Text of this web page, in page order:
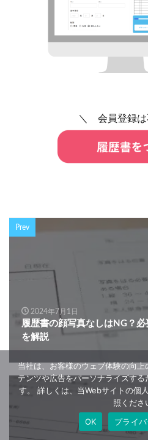
＼ 会員登録
Prev
2024年7月1日
履歴書の顔写真なしはNG？
を解説
当社は、お客様のウェブ体験の向
テンツや広告をパーソナライズす
す。 詳しくは、当Webサイトの個
照くださ
OK
プライ